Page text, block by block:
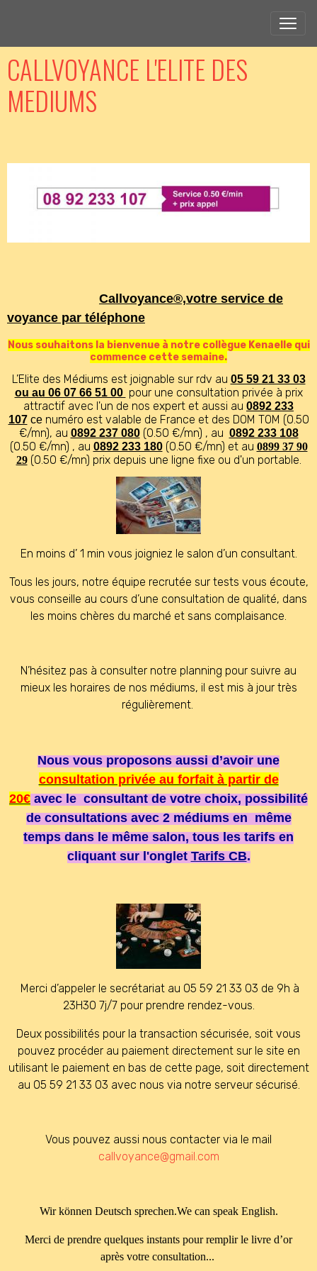
CALLVOYANCE L'ELITE DES
MEDIUMS
Callvoyance®,votre service de
voyance par téléphone
Nous souhaitons la bienvenue à notre collègue Kenaelle qui
commence cette semaine.
L’Elite des Médiums est joignable sur rdv au 05 59 21 33 03
ou au 06 07 66 51 00 pour une consultation privée à prix
attractif avec l'un de nos expert et aussi au 0892 233
107ce numéro est valable de France et des DOM TOM (0.50
€/mn), au 0892 237 080 (0.50 €/mn) , au 0892 233 108
(0.50 €/mn) , au 0892 233 180 (0.50 €/mn) et au 0899 37 90
29 (0.50 €/mn) prix depuis une ligne fixe ou d'un portable.
En moins d’ 1 min vous joigniez le salon d’un consultant.
Tous les jours, notre équipe recrutée sur tests vous écoute,
vous conseille au cours d’une consultation de qualité, dans
les moins chères du marché et sans complaisance.
N’hésitez pas à consulter notre planning pour suivre au
mieux les horaires de nos médiums, il est mis à jour très
régulièrement.
Nous vous proposons aussi d’avoir une
consultation privée au forfait à partir de
20€avec le consultant de votre choix, possibilité
de consultations avec 2 médiums en même
temps dans le même salon, tous les tarifs en
cliquant sur l'ongletTarifs CB.
Merci d’appeler le secrétariat au 05 59 21 33 03 de 9h à
23H30 7j/7 pour prendre rendez-vous.
Deux possibilités pour la transaction sécurisée, soit vous
pouvez procéder au paiement directement sur le site en
utilisant le paiement en bas de cette page, soit directement
au 05 59 21 33 03 avec nous via notre serveur sécurisé.
Vous pouvez aussi nous contacter via le mail
callvoyance@gmail.com
Wir können Deutsch sprechen.We can speak English.
Merci de prendre quelques instants pour remplir le livre d’or
après votre consultation...